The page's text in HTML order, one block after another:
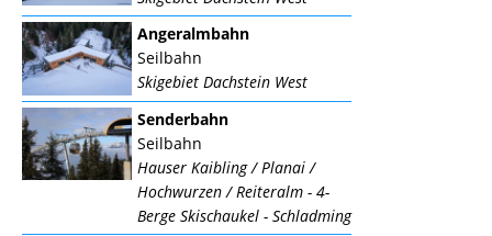
Angeralmbahn
Seilbahn
Skigebiet Dachstein West
Senderbahn
Seilbahn
Hauser Kaibling / Planai /
Hochwurzen / Reiteralm - 4-
Berge Skischaukel - Schladming